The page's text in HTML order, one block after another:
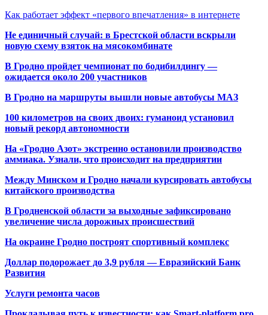
Как работает эффект «первого впечатления» в интернете
Не единичный случай: в Брестской области вскрыли
новую схему взяток на мясокомбинате
В Гродно пройдет чемпионат по бодибилдингу —
ожидается около 200 участников
В Гродно на маршруты вышли новые автобусы МАЗ
100 километров на своих двоих: гуманоид установил
новый рекорд автономности
На «Гродно Азот» экстренно остановили производство
аммиака. Узнали, что происходит на предприятии
Между Минском и Гродно начали курсировать автобусы
китайского производства
В Гродненской области за выходные зафиксировано
увеличение числа дорожных происшествий
На окраине Гродно построят спортивный комплекс
Доллар подорожает до 3,9 рубля — Евразийский Банк
Развития
Услуги ремонта часов